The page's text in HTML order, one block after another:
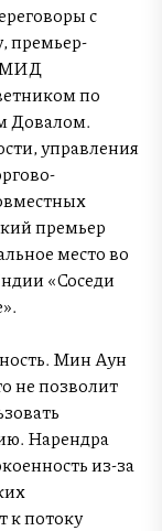
с
премьер-
МИД
по
Довалом.
управления
премьер
место во
«Соседи
Мин Аун
не позволит
Нарендра
из-за
к потоку